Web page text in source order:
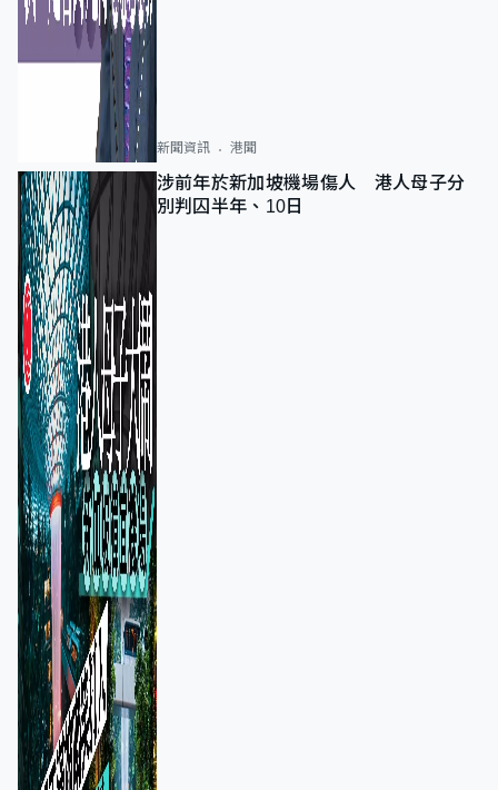
新聞資訊 港聞
涉前年於新加坡機場傷人 港人母子分
別判囚半年、10日